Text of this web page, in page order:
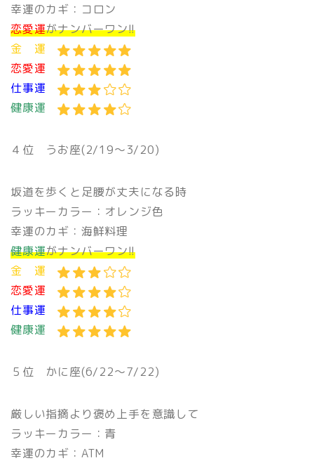
幸運のカギ：コロン
恋愛運がナンバーワン!!
金 運
恋愛運
仕事運
健康運
４位 うお座(2/19〜3/20)
坂道を歩くと足腰が丈夫になる時
ラッキーカラー：オレンジ色
幸運のカギ：海鮮料理
健康運がナンバーワン!!
金 運
恋愛運
仕事運
健康運
５位 かに座(6/22〜7/22)
厳しい指摘より褒め上手を意識して
ラッキーカラー：青
幸運のカギ：ATM